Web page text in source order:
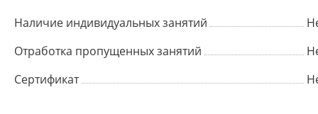
Наличие индивидуальных занятий
Отработка пропущенных занятий
Сертификат